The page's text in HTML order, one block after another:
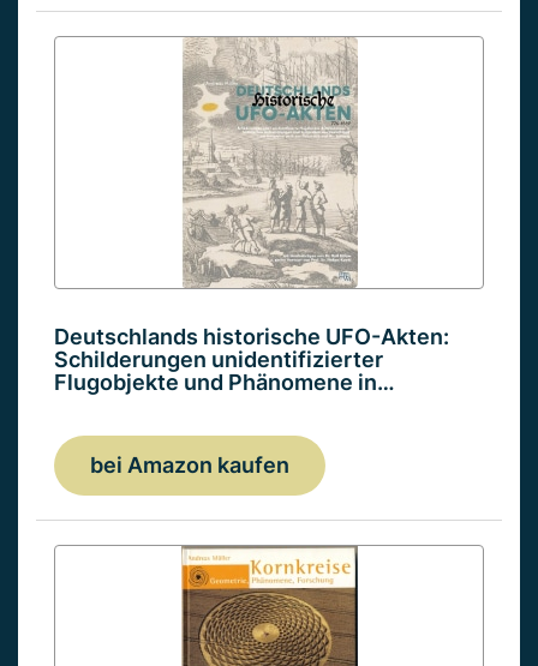
Deutschlands historische UFO-Akten:
Schilderungen unidentifizierter
Flugobjekte und Phänomene in…
bei Amazon kaufen